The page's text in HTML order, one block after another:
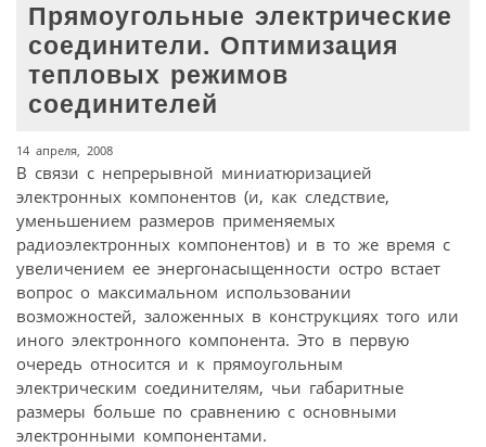
Прямоугольные электрические
соединители. Оптимизация
тепловых режимов
соединителей
14 апреля, 2008
В связи с непрерывной миниатюризацией
электронных компонентов (и, как следствие,
уменьшением размеров применяемых
радиоэлектронных компонентов) и в то же время с
увеличением ее энергонасыщенности остро встает
вопрос о максимальном использовании
возможностей, заложенных в конструкциях того или
иного электронного компонента. Это в первую
очередь относится и к прямоугольным
электрическим соединителям, чьи габаритные
размеры больше по сравнению с основными
электронными компонентами.